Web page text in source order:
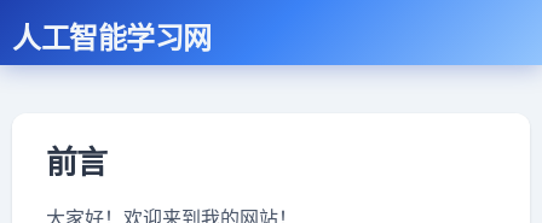
人工智能学习网
前言
大家好！欢迎来到我的网站！